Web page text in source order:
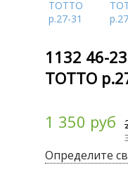
1132 46-
ТОТТО
1 350 руб
Определите